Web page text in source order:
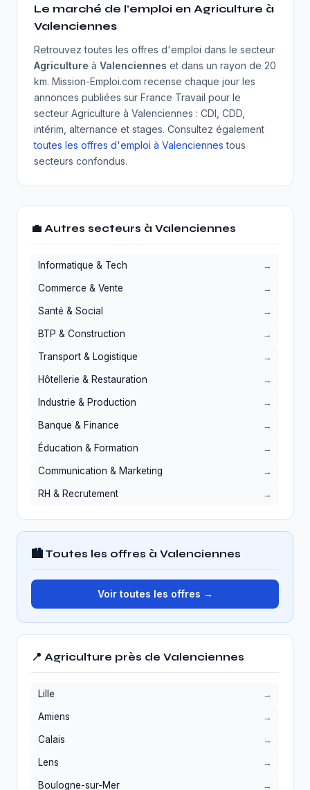
Le marché de l'emploi en Agriculture à
Valenciennes
Retrouvez toutes les offres d'emploi dans le secteur
Agriculture à Valenciennes et dans un rayon de 20
km. Mission-Emploi.com recense chaque jour les
annonces publiées sur France Travail pour le
secteur Agriculture à Valenciennes : CDI, CDD,
intérim, alternance et stages. Consultez également
toutes les offres d'emploi à Valenciennes tous
secteurs confondus.
💼 Autres secteurs à Valenciennes
Informatique & Tech
Commerce & Vente
Santé & Social
BTP & Construction
Transport & Logistique
Hôtellerie & Restauration
Industrie & Production
Banque & Finance
Éducation & Formation
Communication & Marketing
RH & Recrutement
🏙️ Toutes les offres à Valenciennes
Voir toutes les offres →
📍 Agriculture près de Valenciennes
Lille
Amiens
Calais
Lens
Boulogne-sur-Mer